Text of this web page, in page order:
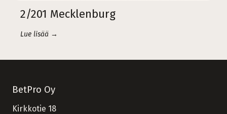
2/201 Mecklenburg
Lue lisää →
BetPro Oy
Kirkkotie 18